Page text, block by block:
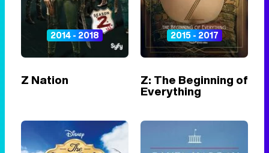
2014 - 2018
Z Nation
2015 - 2017
Z: The Beginning of
Everything